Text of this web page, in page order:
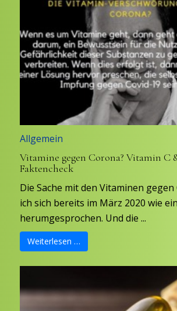
Allgemein
Vitamine gegen Corona? Vitamin C
Faktencheck
Die Sache mit den Vitaminen
ich sich bereits im März 2020 wie
herumgesprochen. Und die ...
Weiterlesen …